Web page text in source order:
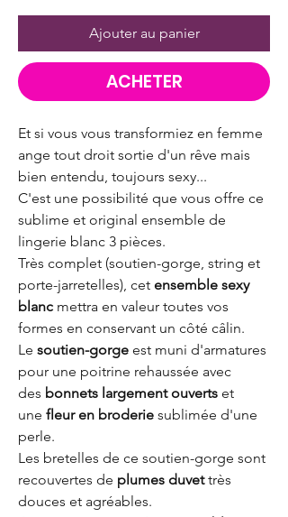
Ajouter au panier
ACHETER
Et si vous vous transformiez en femme
ange tout droit sortie d'un rêve mais
bien entendu, toujours sexy...
C'est une possibilité que vous offre ce
sublime et original ensemble de
lingerie blanc 3 pièces.
Très complet (soutien-gorge, string et
porte-jarretelles), cet ensemble sexy
blanc mettra en valeur toutes vos
formes en conservant un côté câlin.
Le soutien-gorge est muni d'armatures
pour une poitrine rehaussée avec
des bonnets largement ouverts et
une fleur en broderie sublimée d'une
perle.
Les bretelles de ce soutien-gorge sont
recouvertes de plumes duvettrès
douces et agréables.